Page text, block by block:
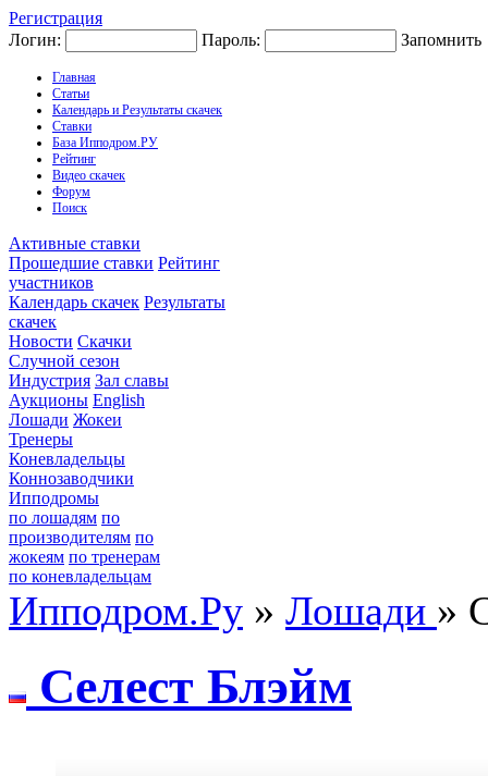
Регистрация
Логин:
Пароль: Запомнить
Главная
Статьи
Календарь и Результаты скачек
Ставки
База Ипподром.РУ
Рейтинг
Видео скачек
Форум
Поиск
Активные ставки
Прошедшие ставки Рейтинг
участников
Календарь скачек Результаты
скачек
Новости Скачки
Случной сезон
Индустрия Зал славы
Аукционы English
Лошади Жокеи
Тренеры
Коневладельцы
Коннозаводчики
Ипподромы
по лошадям по
производителям по
жокеям по тренерам
по коневладельцам
Ипподром.Ру » Лошади »
Ceлecт Блэйм